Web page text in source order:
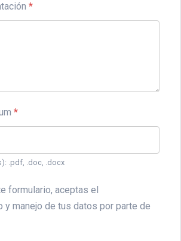
*
*
.pdf, .doc, .docx
formulario, aceptas el
y manejo de tus datos por parte de